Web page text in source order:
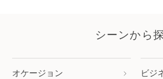
シーンから
オケージョン ビジ